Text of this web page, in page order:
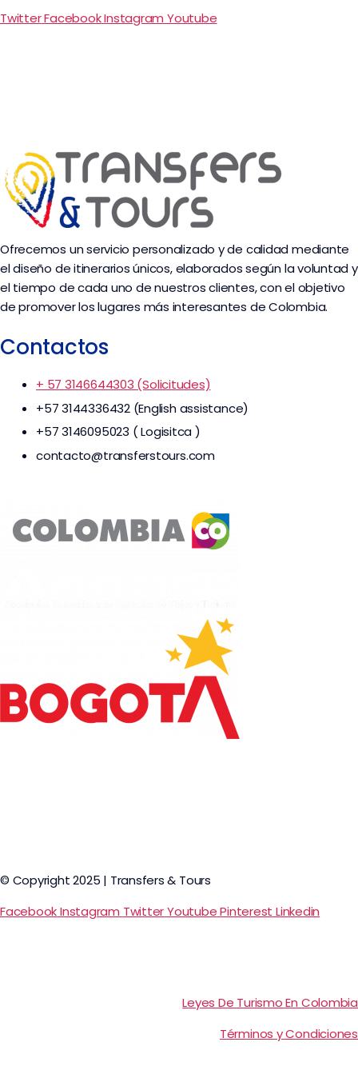
TwitterFacebookInstagram Youtube
Ofrecemos un servicio personalizado y de calidad mediante
el diseño de itinerarios únicos, elaborados según la voluntad y
el tiempo de cada uno de nuestros clientes, con el objetivo
de promover los lugares más interesantes de Colombia.
Contactos
+ 57 3146644303 (Solicitudes)
+57 3144336432 (English assistance)
+57 3146095023 ( Logisitca )
contacto@transferstours.com
© Copyright 2025 | Transfers & Tours
FacebookInstagram TwitterYoutubePinterest Linkedin
Leyes De Turismo En Colombia
Términos y Condiciones